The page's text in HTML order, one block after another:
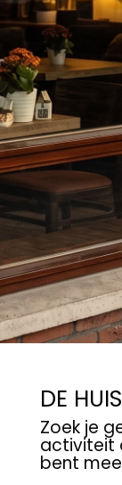
DE
Zoek je
activiteit
bent